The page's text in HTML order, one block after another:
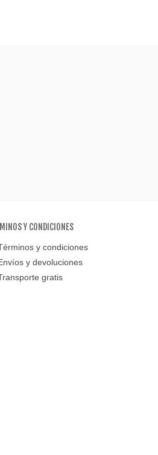
Y CONDICIONES
y condiciones
y devoluciones
gratis